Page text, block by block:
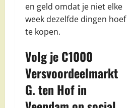
en geld omdat je niet elke
week dezelfde dingen hoef
te kopen.
Volg je C1000
Versvoordeelmarkt
G. ten Hof in